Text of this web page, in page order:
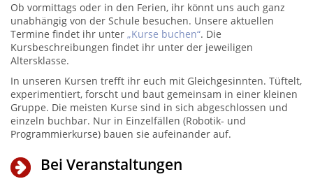
Ob vormittags oder in den Ferien, ihr könnt uns auch ganz
unabhängig von der Schule besuchen. Unsere aktuellen
Termine findet ihr unter „Kurse buchen“. Die
Kursbeschreibungen findet ihr unter der jeweiligen
Altersklasse.
In unseren Kursen trefft ihr euch mit Gleichgesinnten. Tüftelt,
experimentiert, forscht und baut gemeinsam in einer kleinen
Gruppe. Die meisten Kurse sind in sich abgeschlossen und
einzeln buchbar. Nur in Einzelfällen (Robotik- und
Programmierkurse) bauen sie aufeinander auf.
Bei Veranstaltungen